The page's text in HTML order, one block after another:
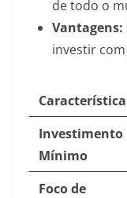
de todo o
Vantagens:
investir
Característica
Investimento
Mínimo
Foco de